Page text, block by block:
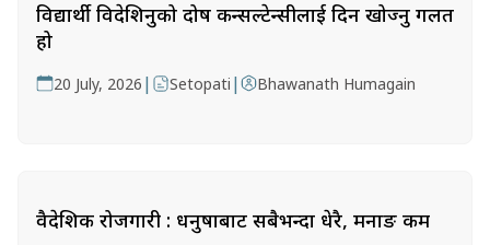
विद्यार्थी विदेशिनुको दोष कन्सल्टेन्सीलाई दिन खोज्नु गलत
हो
20 July, 2026 | Setopati | Bhawanath Humagain
वैदेशिक रोजगारी : धनुषाबाट सबैभन्दा धेरै, मनाङ कम